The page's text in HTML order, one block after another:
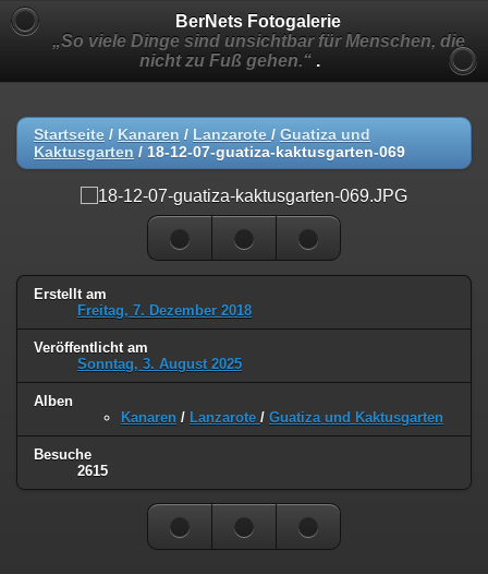
BerNets Fotogalerie
„So viele Dinge sind unsichtbar für Menschen, die
nicht zu Fuß gehen.“ .
Startseite / Kanaren / Lanzarote / Guatiza und
Kaktusgarten / 18-12-07-guatiza-kaktusgarten-069
Erstellt am
Freitag, 7. Dezember 2018
Veröffentlicht am
Sonntag, 3. August 2025
Alben
Kanaren / Lanzarote / Guatiza und Kaktusgarten
Besuche
2615